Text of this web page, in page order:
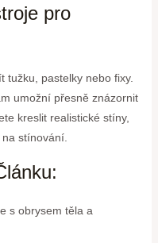
pro
tužku, pastelky nebo fixy.
umožní přesně znázornit
kreslit realistické stíny,
stínování.
s obrysem těla a